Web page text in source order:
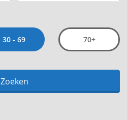
30 - 69 70+
Zoeken